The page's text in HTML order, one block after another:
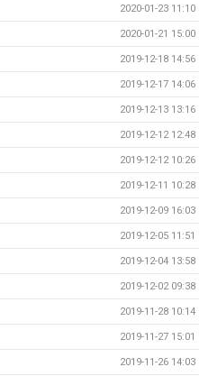
2020-01-23 11:10
2020-01-21 15:00
2019-12-18 14:56
2019-12-17 14:06
2019-12-13 13:16
2019-12-12 12:48
2019-12-12 10:26
2019-12-11 10:28
2019-12-09 16:03
2019-12-05 11:51
2019-12-04 13:58
2019-12-02 09:38
2019-11-28 10:14
2019-11-27 15:01
2019-11-26 14:03